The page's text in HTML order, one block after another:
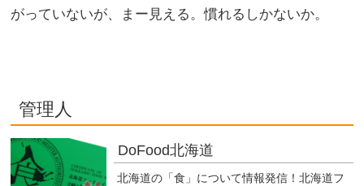
がっていないが、まー見える。慣れるしかないか。
管理人
DoFood北海道
北海道の「食」について情報発信！北海道フ